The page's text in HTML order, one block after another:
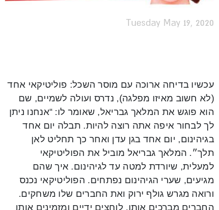
Tuesday May 19, 2020
עכשיו בדיחה ארוכה עם מוסר השכל: פוליטיקאי אחד
(לא חשוב מאיזו מפלגה), נדרס ועולה לשמיים, שם
הוא פוגש את המלאך גבריאל, שאומר לו: “אנחנו ניתן
לך לבחור איפה אתה רוצה להיות. תבלה יום אחד
בגיהינום, יום אחד בגן עדן ואחר כך תחליט לאן
תלך״. המלאך גבריאל מוביל את הפוליטיקאי
למעלית, שיורדת למטה עד לגיהינום. איך שהם
מגיעים, שערי הגיהינום נפתחים. הפוליטיקאי נכנס
ורואה מגרש גולף ירוק ואת החברים שלו משחקים.
החברים מברכים אותו, לוחצים ידיים ומזמינים אותו